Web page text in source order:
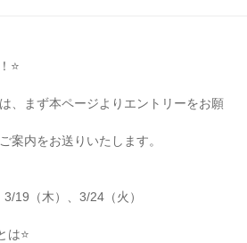
⭐
、まず本ページよりエントリーをお願
案内をお送りいたします。
19（木）、3/24（火）
は⭐